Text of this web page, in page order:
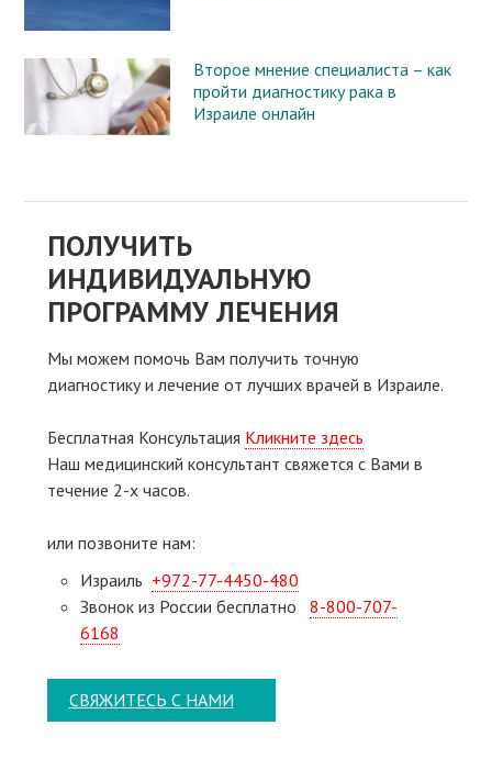
Второе мнение специалиста – как
пройти диагностику рака в
Израиле онлайн
ПОЛУЧИТЬ
ИНДИВИДУАЛЬНУЮ
ПРОГРАММУ ЛЕЧЕНИЯ
Мы можем помочь Вам получить точную
диагностику и лечение от лучших врачей в Израиле.
Бесплатная Консультация Кликните здесь
Наш медицинский консультант свяжeтся с Вами в
течение 2-х часов.
или позвоните нам:
Израиль +972-77-4450-480
Звонок из России бесплатно 8-800-707-
6168
СВЯЖИТЕСЬ С НАМИ